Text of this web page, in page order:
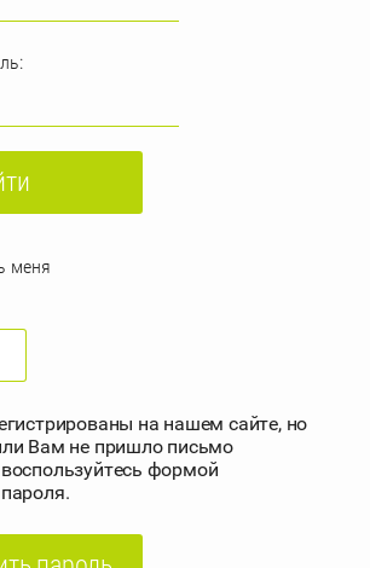
меня
на нашем сайте, но
Вам не пришло письмо
формой